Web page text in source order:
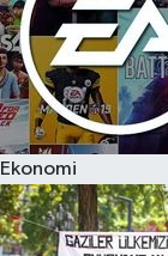
Ekonomi